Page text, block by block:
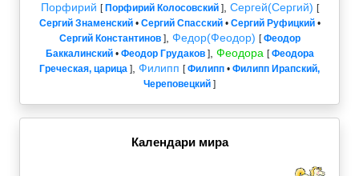
Порфирий [ Порфирий Колосовский], Сергей(Сергий) [
Сергий Знаменский• Сергий Спасский• Сергий Руфицкий•
Сергий Константинов], Федор(Феодор) [Феодор
Баккалинский• Феодор Грудаков], Феодора [Феодора
Греческая, царица ], Филипп [Филипп • Филипп Ирапский,
Череповецкий ]
Календари мира